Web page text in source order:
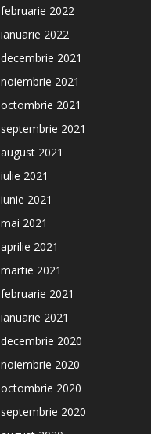
februarie 2022
ianuarie 2022
decembrie 2021
noiembrie 2021
octombrie 2021
septembrie 2021
august 2021
iulie 2021
iunie 2021
mai 2021
aprilie 2021
martie 2021
februarie 2021
ianuarie 2021
decembrie 2020
noiembrie 2020
octombrie 2020
septembrie 2020